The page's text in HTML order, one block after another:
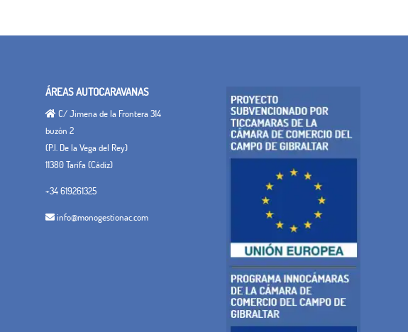
ÁREAS AUTOCARAVANAS
C/ Jimena de la Frontera 314
buzón 2
(P.I. De la Vega del Rey)
11380 Tarifa (Cádiz)
+34 619261325
info@monogestionac.com